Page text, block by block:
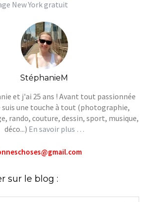
StéphanieM
et j'ai 25 ans ! Avant tout passionnée
suis une touche à tout (photographie,
rando, couture, dessin, sport, musique,
déco...) En savoir plus …
sur le blog :